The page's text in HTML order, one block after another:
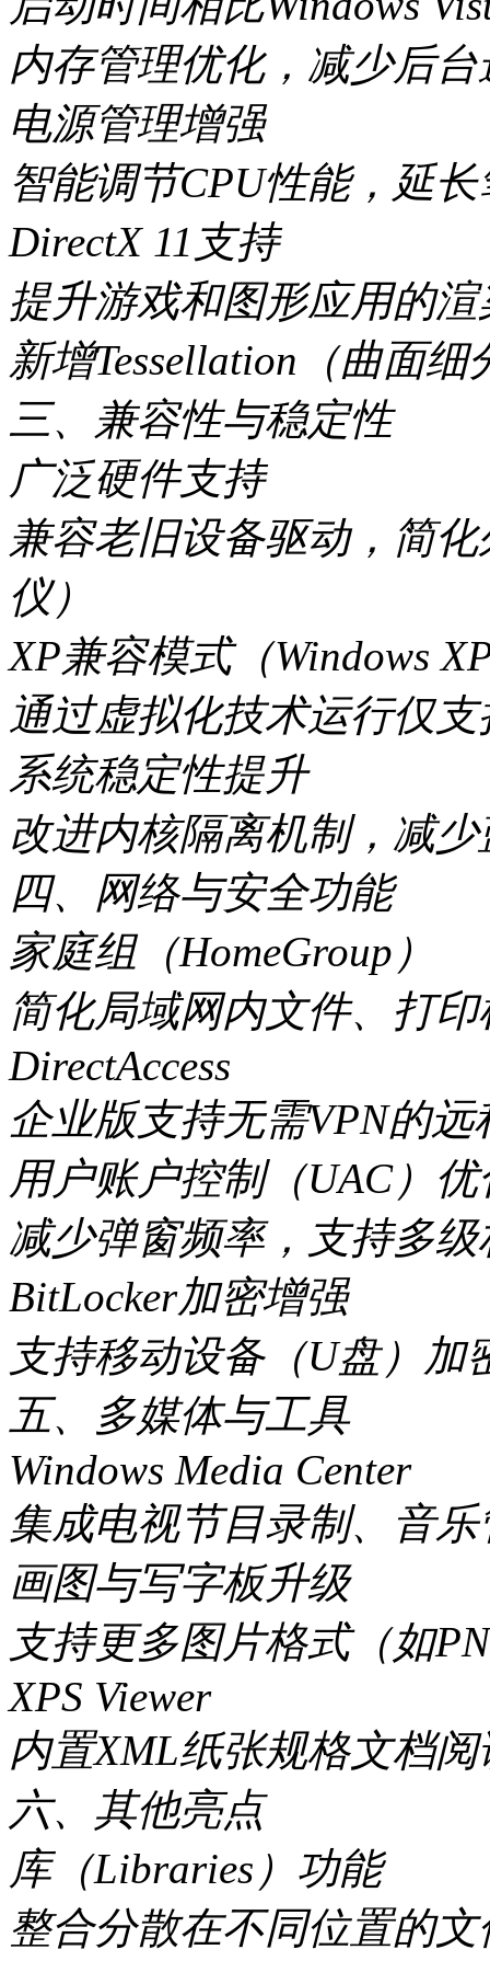
内存管理优化，减少后
电源管理增强
智能调节CPU性能，延
DirectX 11支持
提升游戏和图形应用的
新增Tessellation（曲面细
三、兼容性与稳定性
广泛硬件支持
兼容老旧设备驱动，简
仪）
XP兼容模式（Windows
通过虚拟化技术运行仅
系统稳定性提升
改进内核隔离机制，减
四、网络与安全功能
家庭组（HomeGroup）
简化局域网内文件、打
DirectAccess
企业版支持无需VPN的
用户账户控制（UAC）优
减少弹窗频率，支持多
BitLocker加密增强
支持移动设备（U盘）加
五、多媒体与工具
Windows Media Center
集成电视节目录制、音
画图与写字板升级
支持更多图片格式（如
XPS Viewer
内置XML纸张规格文档阅
六、其他亮点
库（Libraries）功能
整合分散在不同位置的